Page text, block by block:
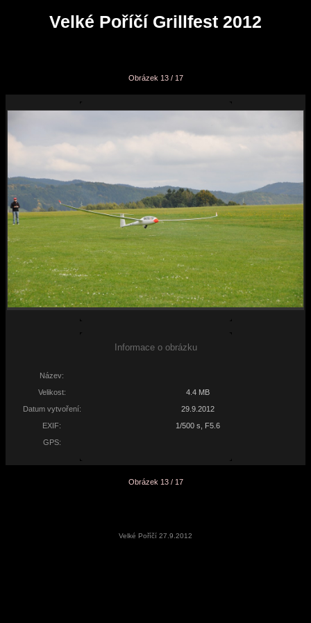
Velké Poříčí Grillfest 2012
Obrázek 13 / 17
Informace o obrázku
Název:
Velikost:
4.4 MB
Datum vytvoření:
29.9.2012
EXIF:
1/500 s, F5.6
GPS:
Obrázek 13 / 17
Velké Poříčí 27.9.2012